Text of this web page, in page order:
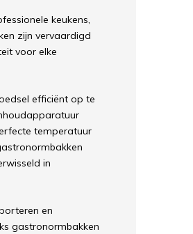
keukens,
zijn vervaardigd
voor elke
efficiënt op te
temperatuur
in
en
gastronormbakken